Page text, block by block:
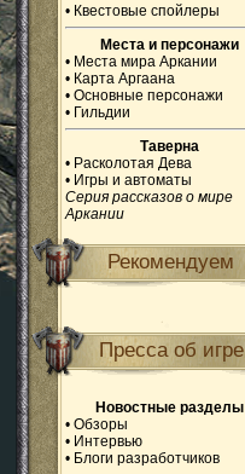
• Квестовые спойлеры
Места и персонажи
• Места мира Аркании
• Карта Аргаана
• Основные персонажи
• Гильдии
Таверна
• Расколотая Дева
• Игры и автоматы
Серия рассказов о мире
Аркании
Рекомендуем
Пресса об игре
Новостные разделы
• Обзоры
• Интервью
• Блоги разработчиков